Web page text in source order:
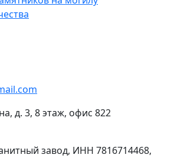
д. 3, 8 этаж, офис 822
завод, ИНН 7816714468,